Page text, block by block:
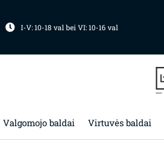
I-V: 10-18 val bei VI: 10-16 val
Valgomojo baldai Virtuvės baldai